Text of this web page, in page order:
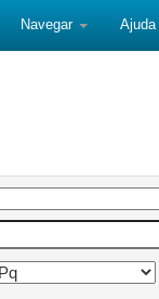
Navegar Ajuda